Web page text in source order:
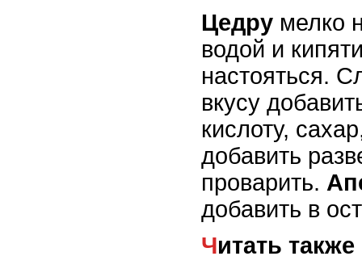
Цедру мелко
водой и
настояться.
вкусу
кислоту,
добавить
проварить.
добавить в
Читать также